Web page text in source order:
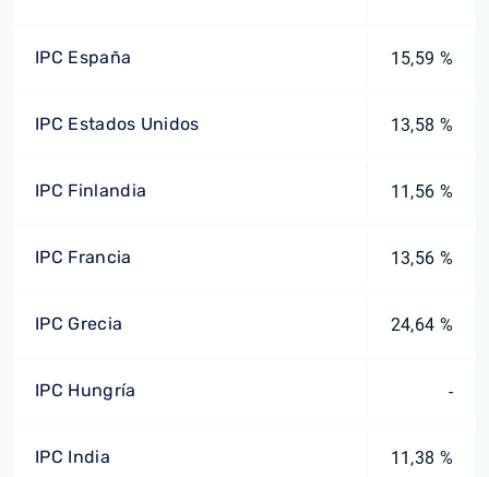
IPC España 15,59 %
IPC Estados Unidos 13,58 %
IPC Finlandia 11,56 %
IPC Francia 13,56 %
IPC Grecia 24,64 %
IPC Hungría -
IPC India 11,38 %